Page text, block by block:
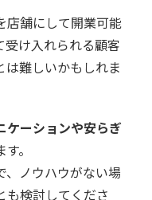
店舗にして開業可能
受け入れられる顧客
は難しいかもしれま
ケーションや安らぎ
。
、ノウハウがない場
も検討してくださ